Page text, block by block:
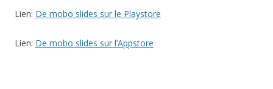
Lien: De mobo slides sur le Playstore
Lien: De mobo slides sur l’Appstore